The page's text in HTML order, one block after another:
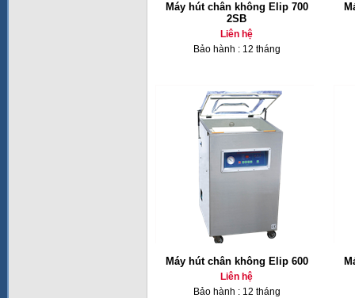
Máy hút chân không Elip 700
2SB
Liên hệ
Bảo hành : 12 tháng
Máy hút chân không Elip 600
Liên hệ
Bảo hành : 12 tháng